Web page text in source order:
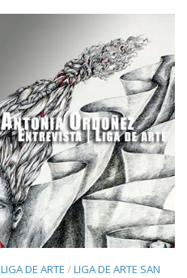
LIGA DE ARTE /LIGA DE ARTE SAN